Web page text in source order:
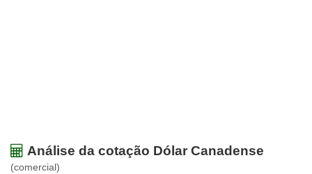
Análise da cotação Dólar Canadense
(comercial)